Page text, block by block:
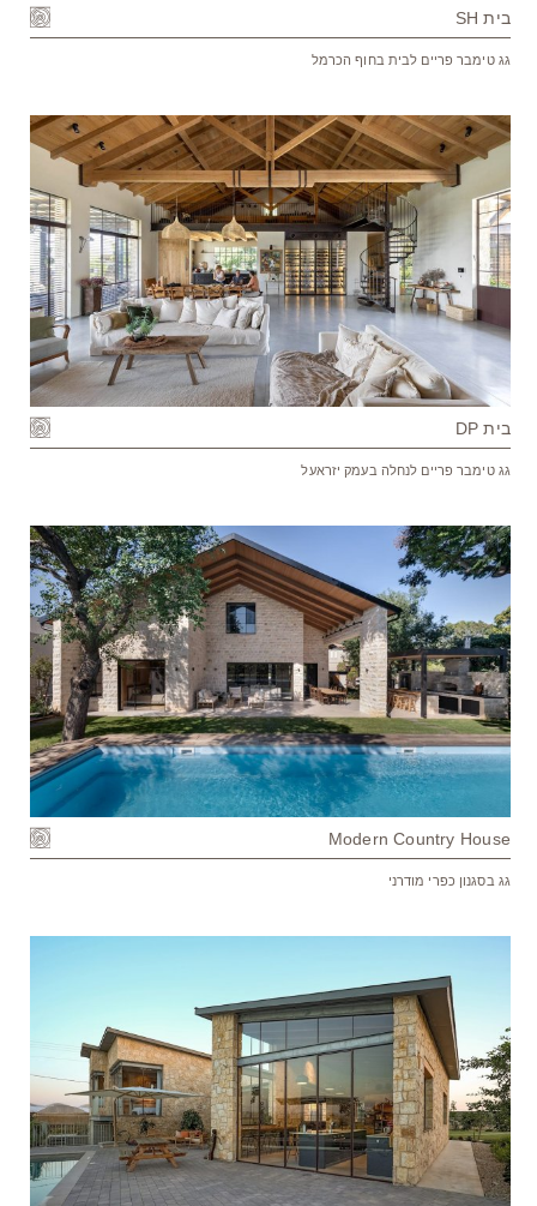
בית SH
גג טימבר פריים לבית בחוף הכרמל
בית DP
גג טימבר פריים לנחלה בעמק יזראעל
Modern Country House
גג בסגנון כפרי מודרני